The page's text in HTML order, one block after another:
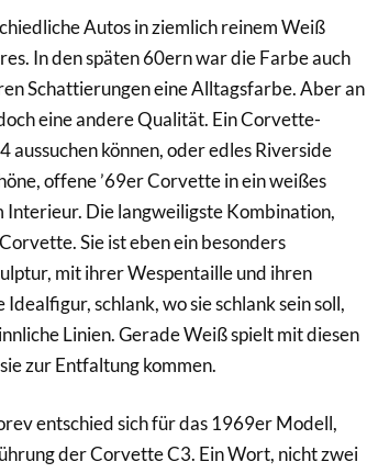
Autos in ziemlich reinem Weiß
In den späten 60ern war die Farbe auch
Schattierungen eine Alltagsfarbe. Aber an
eine andere Qualität. Ein Corvette-
aussuchen können, oder edles Riverside
offene ’69er Corvette in ein weißes
Die langweiligste Kombination,
Sie ist eben ein besonders
mit ihrer Wespentaille und ihren
schlank, wo sie schlank sein soll,
Linien. Gerade Weiß spielt mit diesen
zur Entfaltung kommen.
entschied sich für das 1969er Modell,
der Corvette C3. Ein Wort, nicht zwei